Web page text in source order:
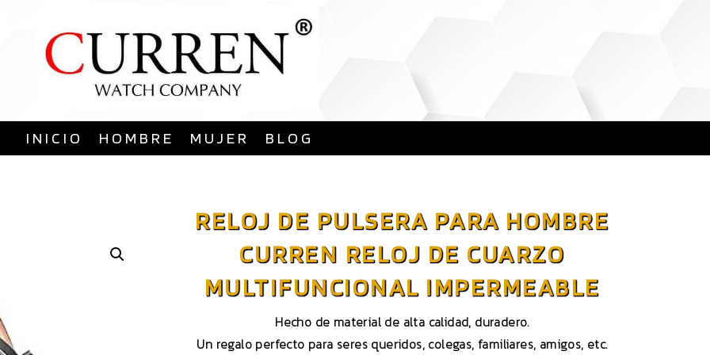
al
contenido
INICIO HOMBRE MUJER BLOG
RELOJ DE PULSERA PARA HOMBRE
CURREN RELOJ DE CUARZO
MULTIFUNCIONAL IMPERMEABLE
Hecho de material de alta calidad, duradero.
Un regalo perfecto para seres queridos, colegas, familiares, amigos, etc.